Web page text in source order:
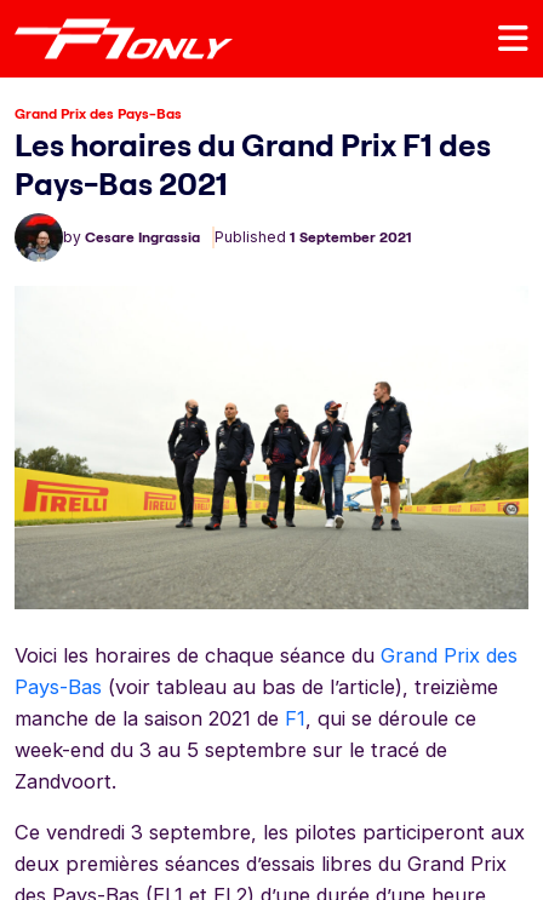
Grand Prix des Pays-Bas
Les horaires du Grand Prix F1 des
Pays-Bas 2021
by Cesare Ingrassia Published 1 September 2021
Voici les horaires de chaque séance du Grand Prix des
Pays-Bas (voir tableau au bas de l’article), treizième
manche de la saison 2021 de F1 , qui se déroule ce
week-end du 3 au 5 septembre sur le tracé de
Zandvoort.
Ce vendredi 3 septembre, les pilotes participeront aux
deux premières séances d’essais libres du Grand Prix
des Pays-Bas (EL1 et EL2) d’une durée d’une heure